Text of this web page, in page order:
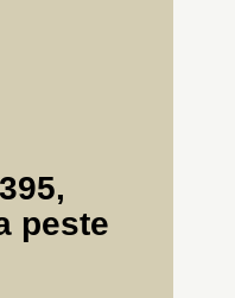
peste